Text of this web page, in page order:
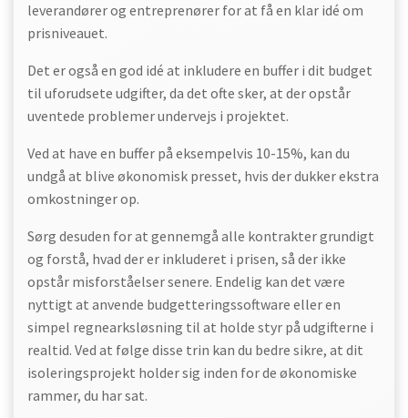
leverandører og entreprenører for at få en klar idé om
prisniveauet.
Det er også en god idé at inkludere en buffer i dit budget
til uforudsete udgifter, da det ofte sker, at der opstår
uventede problemer undervejs i projektet.
Ved at have en buffer på eksempelvis 10-15%, kan du
undgå at blive økonomisk presset, hvis der dukker ekstra
omkostninger op.
Sørg desuden for at gennemgå alle kontrakter grundigt
og forstå, hvad der er inkluderet i prisen, så der ikke
opstår misforståelser senere. Endelig kan det være
nyttigt at anvende budgetteringssoftware eller en
simpel regnearksløsning til at holde styr på udgifterne i
realtid. Ved at følge disse trin kan du bedre sikre, at dit
isoleringsprojekt holder sig inden for de økonomiske
rammer, du har sat.